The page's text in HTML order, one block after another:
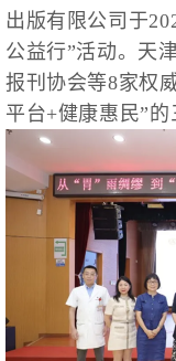
出版有限公司于
公益行”活动。天
报刊协会等8家权
平台+健康惠民”的